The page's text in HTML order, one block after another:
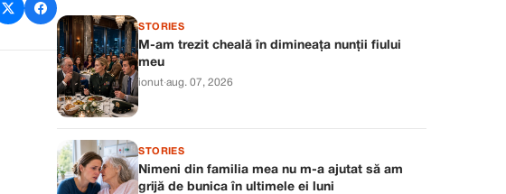
STORIES
M-am trezit cheală în dimineața nunții fiului
meu
ionut·aug. 07, 2026
STORIES
Nimeni din familia mea nu m-a ajutat să am
grijă de bunica în ultimele ei luni